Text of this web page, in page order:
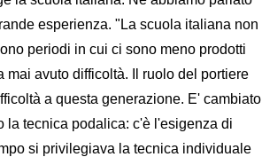
esperienza. "La scuola italiana non
periodi in cui ci sono meno prodotti
mai avuto difficoltà. Il ruolo del portiere
a questa generazione. E' cambiato
la tecnica podalica: c'è l'esigenza di
si privilegiava la tecnica individuale